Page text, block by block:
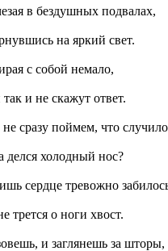
в бездушных подвалах,
на яркий свет.
с собой немало,
и не скажут ответ.
сразу поймем, что
делся холодный нос?
сердце тревожно
трется о ноги хвост.
и заглянешь за шторы,